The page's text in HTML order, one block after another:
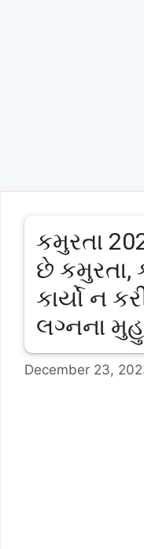
કમુરતા
છે કમુરતા,
કાર્યો ન
લગ્નના
December 23,